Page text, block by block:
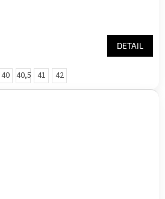
DETAIL
40 40,5 41 42